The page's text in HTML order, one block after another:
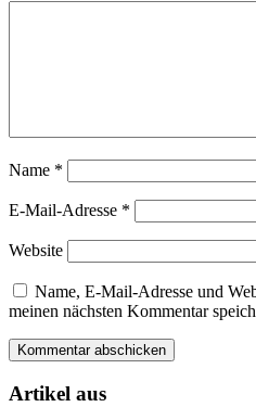
Name *
E-Mail-Adresse *
Website
Name, E-Mail-Adresse und
meinen nächsten Kommentar
Artikel aus